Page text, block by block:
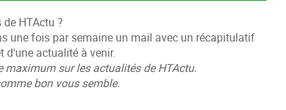
HTActu ?
une fois par semaine un mail avec un récapitulatif
d'une actualité à venir.
maximum sur les actualités de HTActu.
bon vous semble.